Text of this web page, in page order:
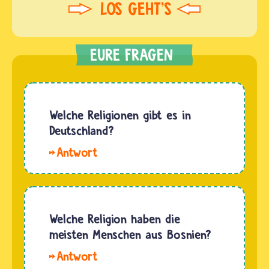
Welche Religionen gibt es in
Deutschland?
auf dem
Deutschland
liegt,
lange
Welche Religion haben die
meisten Menschen aus Bosnien?